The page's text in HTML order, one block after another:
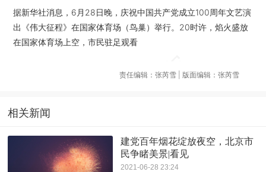
据新华社消息，6月28日晚，庆祝中国共产党成立100周年文艺演
出《伟大征程》在国家体育场（鸟巢）举行。20时许，焰火盛放
在国家体育场上空，市民驻足观看
责任编辑：张芮雪 | 版面编辑：张芮雪
相关新闻
建党百年烟花绽放夜空，北京市
民争睹美景|看见
2021-06-28 23:24